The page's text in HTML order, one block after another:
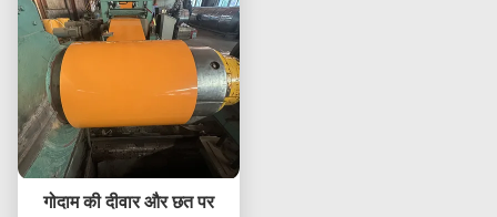
गोदाम की दीवार और छत पर